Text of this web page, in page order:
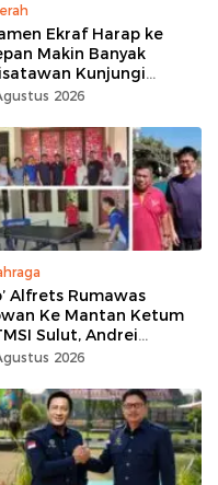
Ekraf Harap ke
Makin Banyak
Kunjungi
2026
Alfrets Rumawas
Ke Mantan Ketum
Sulut, Andrei
2026